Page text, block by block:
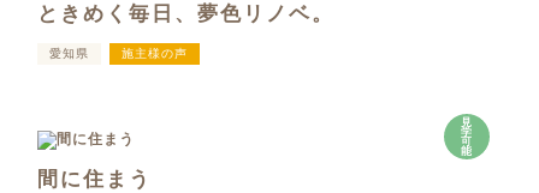
ときめく毎日、夢色リノベ。
愛知県 施主様の声
見
学
可
能
間に住まう